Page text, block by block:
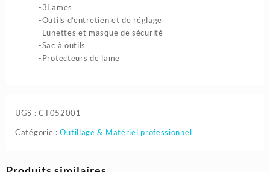
-3Lames
-Outils d’entretien et de réglage
-Lunettes et masque de sécurité
-Sac à outils
-Protecteurs de lame
UGS :CT052001
Catégorie :Outillage & Matériel professionnel